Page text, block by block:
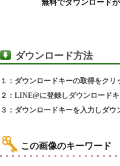
無料でダウンロードが
ダウンロード方法
１：ダウンロードキーの取得をクリ
２：LINE@に登録しダウンロード
３：ダウンロードキーを入力しダ
この画像のキーワード